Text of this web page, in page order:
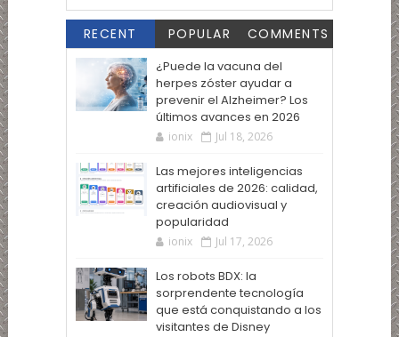
RECENT POPULAR COMMENTS
¿Puede la vacuna del
herpes zóster ayudar a
prevenir el Alzheimer? Los
últimos avances en 2026
ionix Jul 18, 2026
Las mejores inteligencias
artificiales de 2026: calidad,
creación audiovisual y
popularidad
ionix Jul 17, 2026
Los robots BDX: la
sorprendente tecnología
que está conquistando a los
visitantes de Disney